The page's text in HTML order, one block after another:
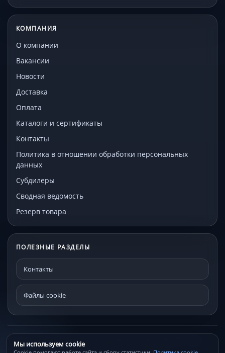
Мы используем cookie
КОМПАНИЯ
О компании
Вакансии
Новости
Доставка
Оплата
Каталоги и сертификаты
Контакты
Политика в отношении обработки персональных
данных
Субдилеры
Сводная ведомость
Резерв товара
ПОЛЕЗНЫЕ РАЗДЕЛЫ
Контакты
Файлы cookie
© МЕКО - мебельная фурнитура и комплектующие 192241, Санкт-
Петербург, Проспект Александровской фермы, д. 29С